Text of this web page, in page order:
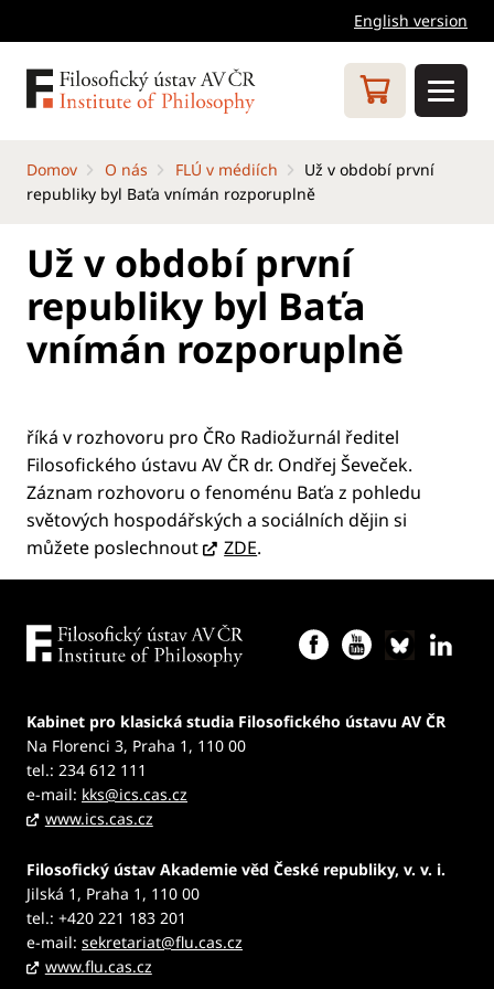
English version
Domov O nás FLÚ v médiích
Už v období první
republiky byl Baťa vnímán rozporuplně
Už v období první
republiky byl Baťa
vnímán rozporuplně
říká v rozhovoru pro ČRo Radiožurnál ředitel
Filosofického ústavu AV ČR dr. Ondřej Ševeček.
Záznam rozhovoru o fenoménu Baťa z pohledu
světových hospodářských a sociálních dějin si
můžete poslechnout
ZDE.
Kabinet pro klasická studia Filosofického ústavu AV ČR
Na Florenci 3, Praha 1, 110 00
tel.: 234 612 111
e-mail: kks@ics.cas.cz
www.ics.cas.cz
Filosofický ústav Akademie věd České republiky, v. v. i.
Jilská 1, Praha 1, 110 00
tel.: +420 221 183 201
e-mail: sekretariat@flu.cas.cz
www.flu.cas.cz